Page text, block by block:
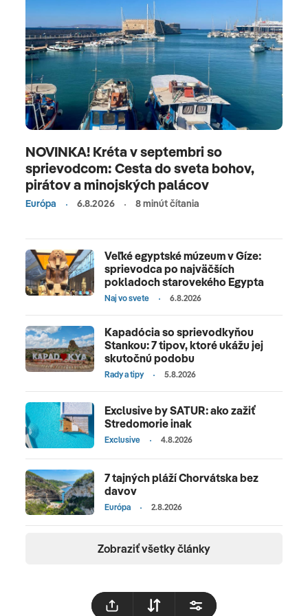
NOVINKA! Kréta v septembri so
sprievodcom: Cesta do sveta bohov,
pirátov a minojských palácov
Európa 6.8.2026 8 minút čítania
Veľké egyptské múzeum v Gíze:
sprievodca po najväčších
pokladoch starovekého Egypta
Naj vo svete 6.8.2026
Kapadócia so sprievodkyňou
Stankou: 7 tipov, ktoré ukážu jej
skutočnú podobu
Rady a tipy 5.8.2026
Exclusive by SATUR: ako zažiť
Stredomorie inak
Exclusive 4.8.2026
7 tajných pláží Chorvátska bez
davov
Európa 2.8.2026
Zobraziť všetky články